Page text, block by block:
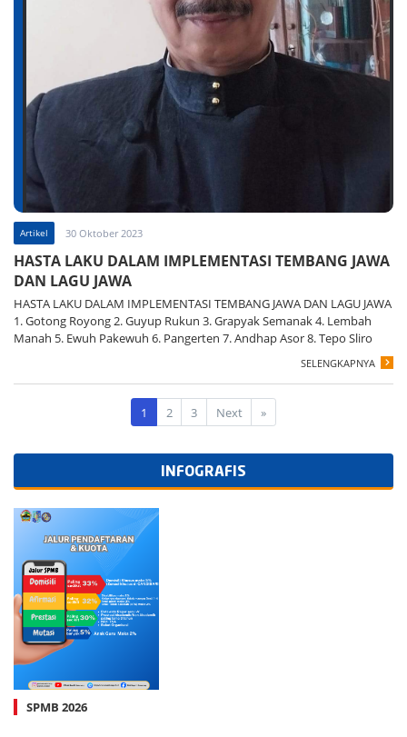
Artikel 30 Oktober 2023
HASTA LAKU DALAM IMPLEMENTASI TEMBANG JAWA
DAN LAGU JAWA
HASTA LAKU DALAM IMPLEMENTASI TEMBANG JAWA DAN LAGU JAWA
1. Gotong Royong 2. Guyup Rukun 3. Grapyak Semanak 4. Lembah
Manah 5. Ewuh Pakewuh 6. Pangerten 7. Andhap Asor 8. Tepo Sliro
SELENGKAPNYA
1 2 3 Next »
INFOGRAFIS
SPMB 2026